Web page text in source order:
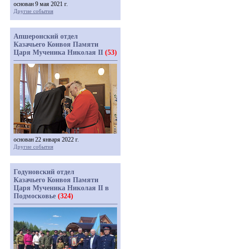
основан 9 мая 2021 г.
Другие события
Апшеронский отдел
Казачьего Конвоя Памяти
Царя Мученика Николая II (53)
основан 22 января 2022 г.
Другие события
Годуновский отдел
Казачьего Конвоя Памяти
Царя Мученика Николая II в
Подмосковье (324)